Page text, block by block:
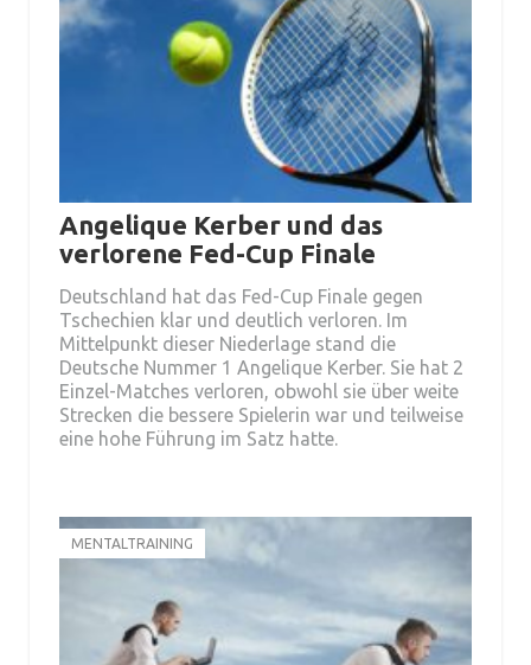
Angelique Kerber und das
verlorene Fed-Cup Finale
Deutschland hat das Fed-Cup Finale gegen
Tschechien klar und deutlich verloren. Im
Mittelpunkt dieser Niederlage stand die
Deutsche Nummer 1 Angelique Kerber. Sie hat 2
Einzel-Matches verloren, obwohl sie über weite
Strecken die bessere Spielerin war und teilweise
eine hohe Führung im Satz hatte.
MENTALTRAINING